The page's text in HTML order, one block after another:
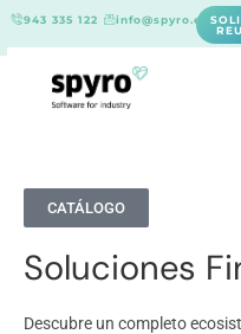
943 335 122 info@spyro.es
CATÁLOGO
Soluciones
Descubre un completo